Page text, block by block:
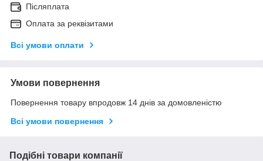
Післяплата
Оплата за реквізитами
Всі умови оплати
Умови повернення
Повернення товару впродовж 14 днів за домовленістю
Всі умови повернення
Подібні товари компанії